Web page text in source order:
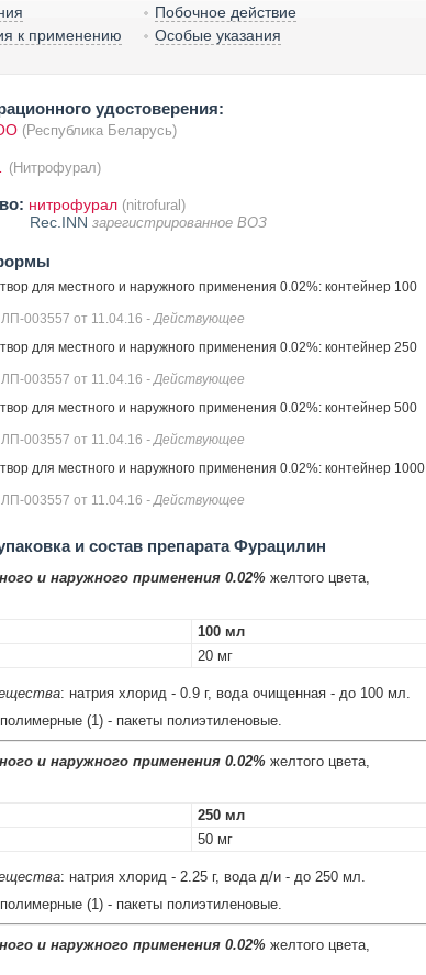
Побочное действие
к применению
Особые указания
удостоверения:
(Республика Беларусь)
(Нитрофурал)
нитрофурал (nitrofural)
Rec.INN зарегистрированное ВОЗ
для местного и наружного применения 0.02%: контейнер 100
003557 от 11.04.16 - Действующее
для местного и наружного применения 0.02%: контейнер 250
003557 от 11.04.16 - Действующее
для местного и наружного применения 0.02%: контейнер 500
003557 от 11.04.16 - Действующее
для местного и наружного применения 0.02%: контейнер 1000
003557 от 11.04.16 - Действующее
и состав препарата Фурацилин
и наружного применения 0.02%желтого цвета,
100 мл
20 мг
: натрия хлорид - 0.9 г, вода очищенная - до 100 мл.
(1) - пакеты полиэтиленовые.
и наружного применения 0.02%желтого цвета,
250 мл
50 мг
: натрия хлорид - 2.25 г, вода д/и - до 250 мл.
(1) - пакеты полиэтиленовые.
и наружного применения 0.02%желтого цвета,